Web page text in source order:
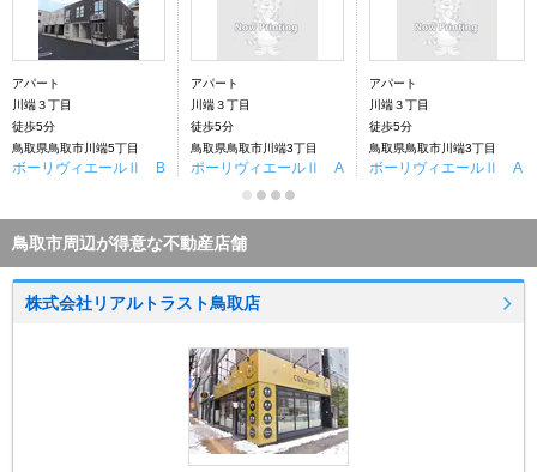
アパート
川端３丁目
徒歩5分
鳥取県鳥取市川端5丁目
ボーリヴィエールⅡ B
アパート
川端３丁目
徒歩5分
鳥取県鳥取市川端3丁目
ポーリヴィエールⅡ A
アパート
川端３丁目
徒歩5分
鳥取県鳥取市川端3丁目
ボーリヴィエールⅡ A
鳥取市周辺が得意な不動産店舗
株式会社リアルトラスト鳥取店